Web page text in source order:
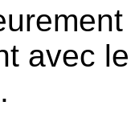
avec